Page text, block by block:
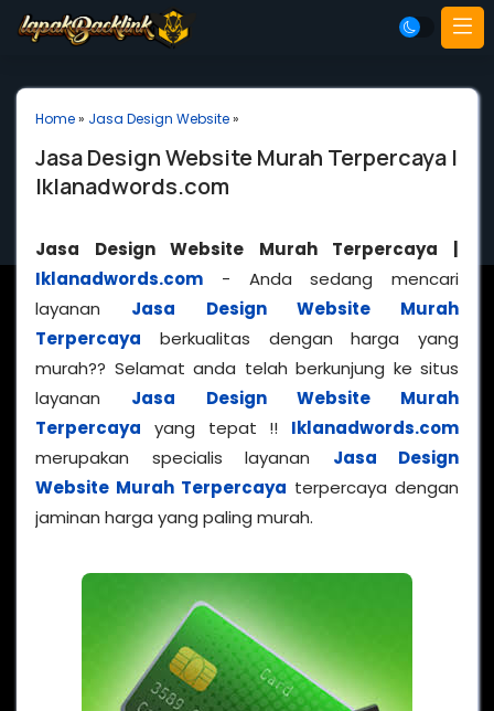
Home» Jasa Design Website»
Jasa Design Website Murah Terpercaya |
Iklanadwords.com
Jasa Design Website Murah Terpercaya |
Iklanadwords.com - Anda sedang mencari
layanan Jasa Design Website Murah
Terpercaya berkualitas dengan harga yang
murah?? Selamat anda telah berkunjung ke situs
layanan Jasa Design Website Murah
Terpercaya yang tepat !! Iklanadwords.com
merupakan specialis layanan Jasa Design
Website Murah Terpercaya terpercaya dengan
jaminan harga yang paling murah.